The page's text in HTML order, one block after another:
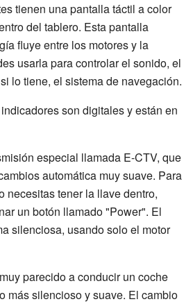
tienen una pantalla táctil a color
del tablero. Esta pantalla
fluye entre los motores y la
usarla para controlar el sonido, el
lo tiene, el sistema de navegación.
son digitales y están en
especial llamada E-CTV, que
automática muy suave. Para
necesitas tener la llave dentro,
un botón llamado "Power". El
silenciosa, usando solo el motor
parecido a conducir un coche
más silencioso y suave. El cambio